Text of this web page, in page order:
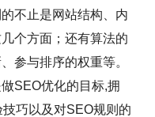
不止是网站结构、内
个方面；还有算法的
参与排序的权重等。
SEO优化的目标,拥
巧以及对SEO规则的